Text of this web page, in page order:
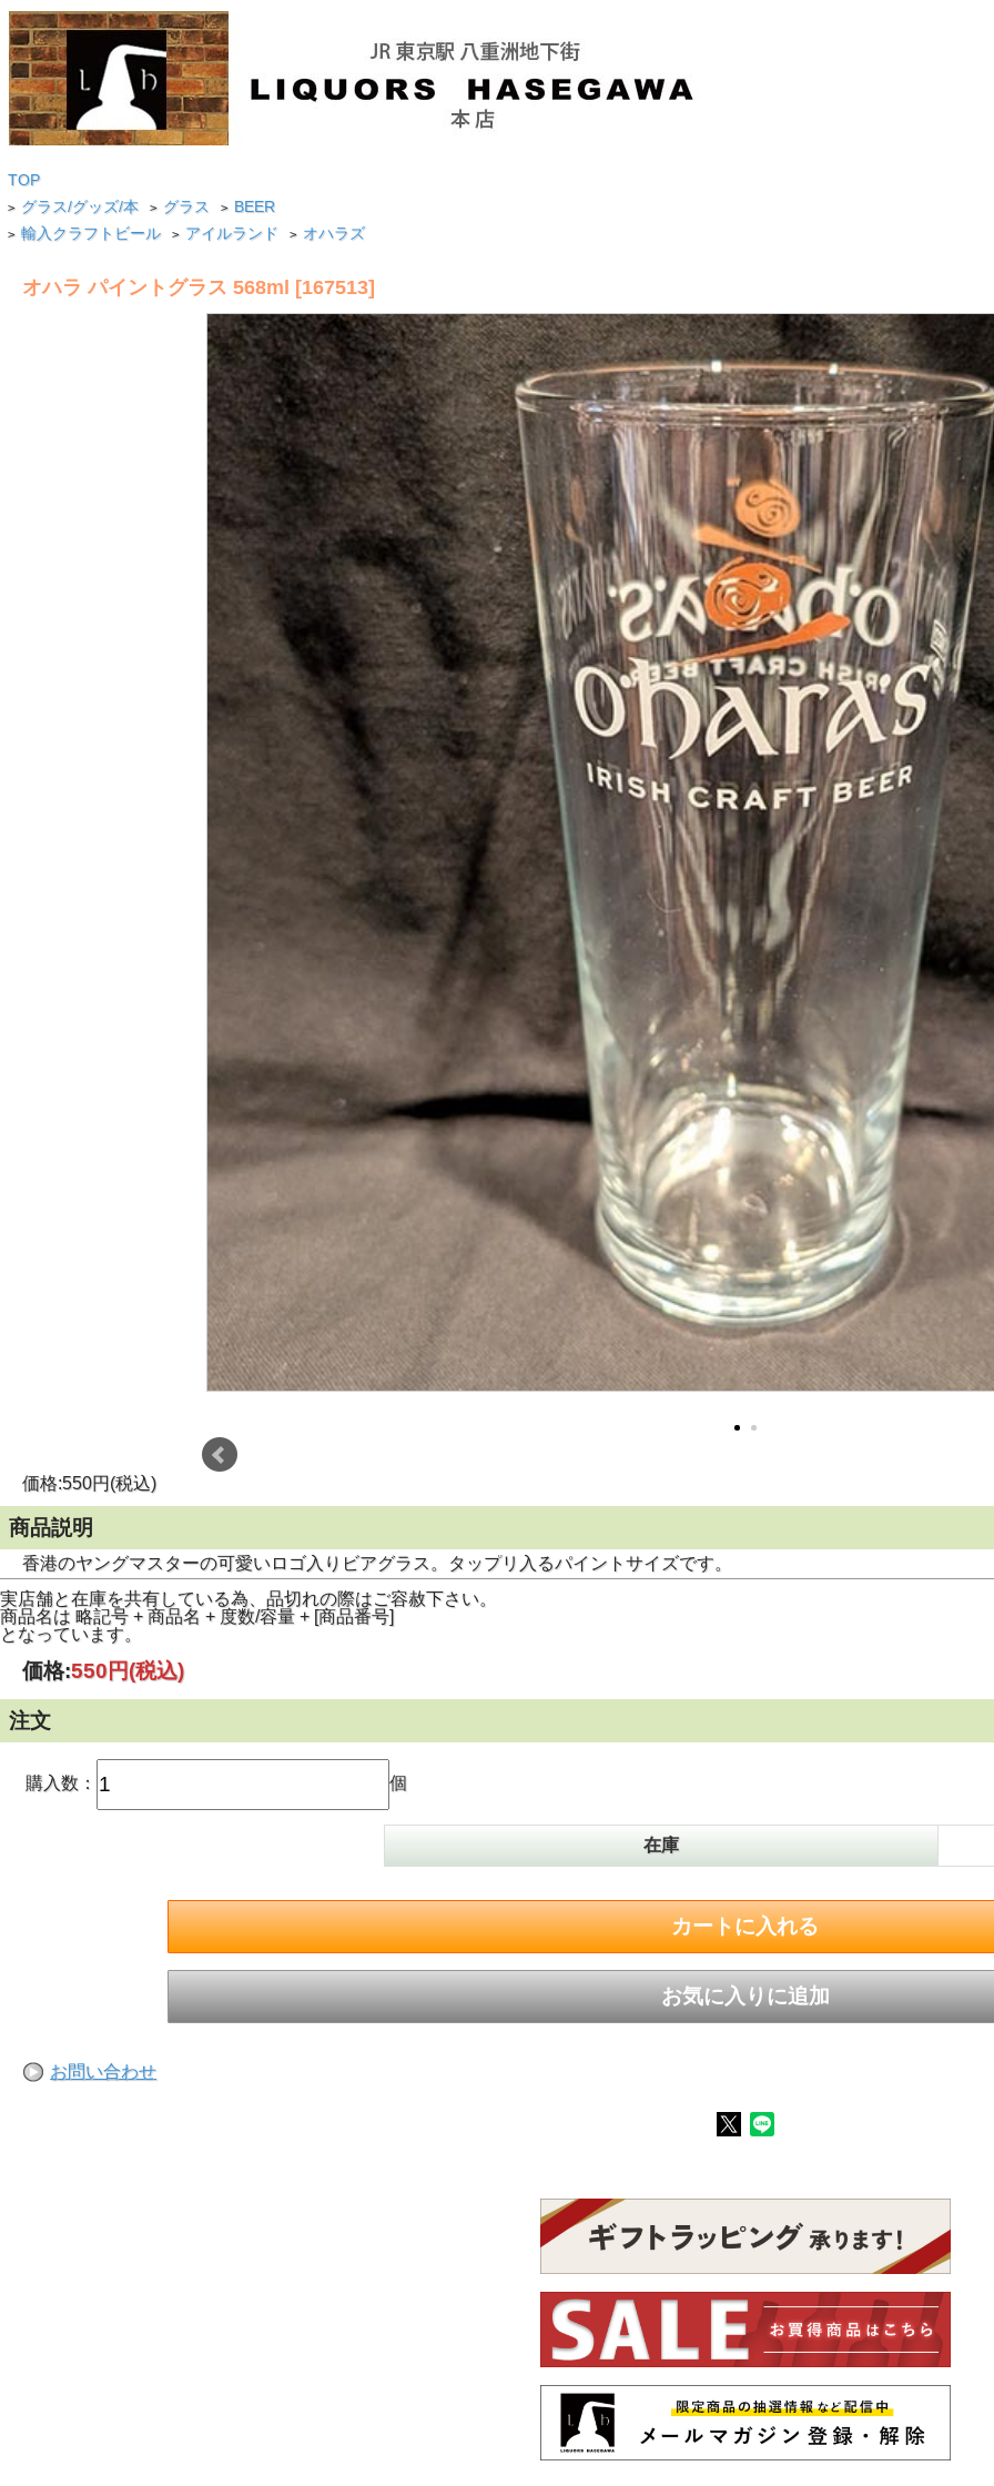
TOP
> グラス/グッズ/本 > グラス > BEER
> 輸入クラフトビール > アイルランド > オハラズ
オハラ パイントグラス 568ml [167513]
価格:550円(税込)
商品説明
香港のヤングマスターの可愛いロゴ入りビアグラス。タップリ入るパイントサイズです。
実店舗と在庫を共有している為、品切れの際はご容赦下さい。
商品名は 略記号 + 商品名 + 度数/容量 + [商品番号]
となっています。
価格:550円(税込)
注文
購入数： 個
在庫
お問い合わせ